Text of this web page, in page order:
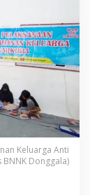
Keluarga Anti
BNNK Donggala)